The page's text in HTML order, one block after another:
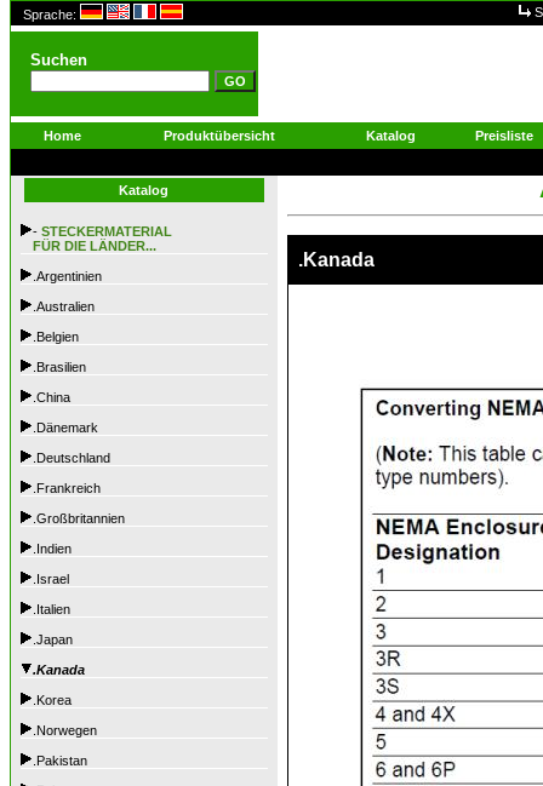
Sprache:
Suchen
Home Produktübersicht Katalog Preisliste
Katalog
- STECKERMATERIAL
FÜR DIE LÄNDER...
.Argentinien
.Australien
.Belgien
.Brasilien
.China
.Dänemark
.Deutschland
.Frankreich
.Großbritannien
.Indien
.Israel
.Italien
.Japan
.Kanada
.Korea
.Norwegen
.Pakistan
.Kanada